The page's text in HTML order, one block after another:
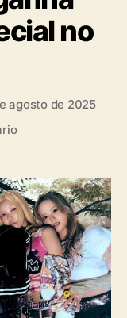
no
agosto de 2025
e
u
r
n
ê
X
G